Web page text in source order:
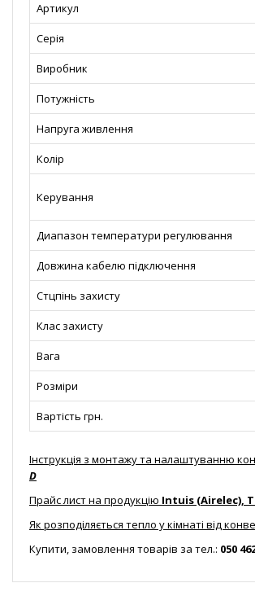
Артикул
Серія
Виробник
Потужність
Напруга живлення
Колір
Керування
Диапазон температури регулювання
Довжина кабелю підключення
Стцпінь захисту
Клас захисту
Вага
Розміри
Вартість грн.
Інструкція з монтажу та налаштуванню
D
Прайс лист на продукцію Intuis (Airelec),
Як розподіляється тепло у кімнаті від
Купити, замовлення товарів за тел.: 050